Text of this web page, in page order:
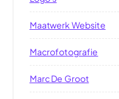
Maatwerk Website
Macrofotografie
Marc De Groot